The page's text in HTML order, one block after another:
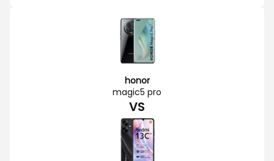
honor
magic5 pro
VS